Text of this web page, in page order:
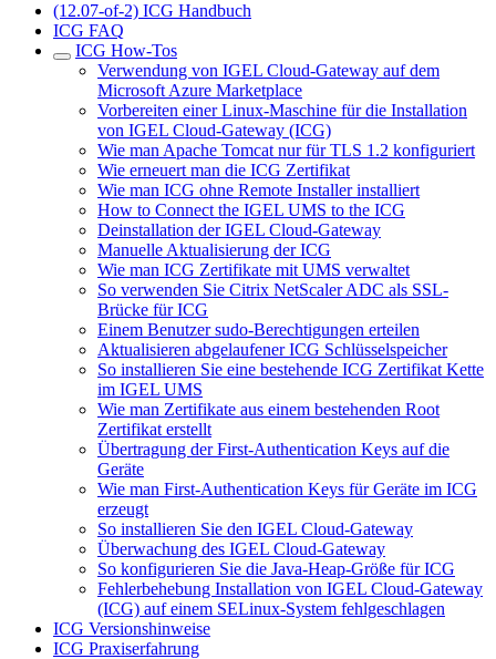
(12.07-of-2) ICG Handbuch
ICG FAQ
ICG How-Tos
Verwendung von IGEL Cloud-Gateway auf dem
Microsoft Azure Marketplace
Vorbereiten einer Linux-Maschine für die Installation
von IGEL Cloud-Gateway (ICG)
Wie man Apache Tomcat nur für TLS 1.2 konfiguriert
Wie erneuert man die ICG Zertifikat
Wie man ICG ohne Remote Installer installiert
How to Connect the IGEL UMS to the ICG
Deinstallation der IGEL Cloud-Gateway
Manuelle Aktualisierung der ICG
Wie man ICG Zertifikate mit UMS verwaltet
So verwenden Sie Citrix NetScaler ADC als SSL-
Brücke für ICG
Einem Benutzer sudo-Berechtigungen erteilen
Aktualisieren abgelaufener ICG Schlüsselspeicher
So installieren Sie eine bestehende ICG Zertifikat Kette
im IGEL UMS
Wie man Zertifikate aus einem bestehenden Root
Zertifikat erstellt
Übertragung der First-Authentication Keys auf die
Geräte
Wie man First-Authentication Keys für Geräte im ICG
erzeugt
So installieren Sie den IGEL Cloud-Gateway
Überwachung des IGEL Cloud-Gateway
So konfigurieren Sie die Java-Heap-Größe für ICG
Fehlerbehebung Installation von IGEL Cloud-Gateway
(ICG) auf einem SELinux-System fehlgeschlagen
ICG Versionshinweise
ICG Praxiserfahrung